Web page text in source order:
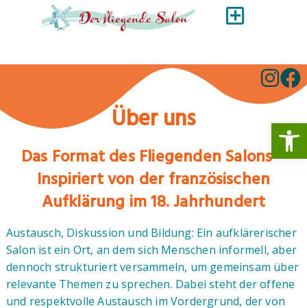
Über uns
Das Format des Fliegenden Salons –
Inspiriert von der französischen
Aufklärung im 18. Jahrhundert
Austausch, Diskussion und Bildung: Ein aufklärerischer
Salon ist ein Ort, an dem sich Menschen informell, aber
dennoch strukturiert versammeln, um gemeinsam über
relevante Themen zu sprechen. Dabei steht der offene
und respektvolle Austausch im Vordergrund, der von